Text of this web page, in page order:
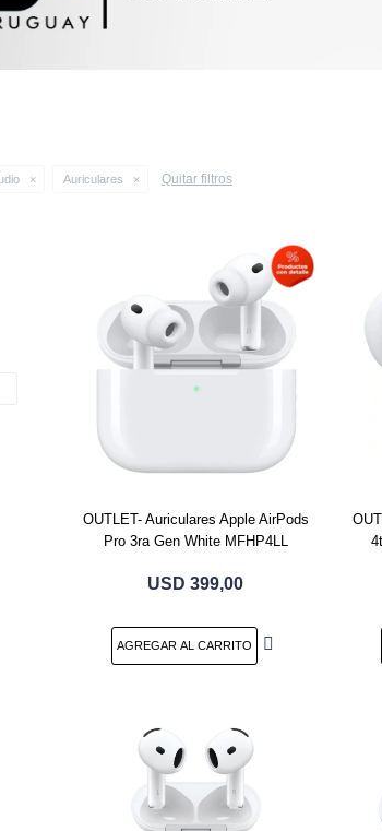
Auriculares Quitar filtros
OUTLET- Auriculares Apple AirPods
Pro 3ra Gen White MFHP4LL
USD 399,00